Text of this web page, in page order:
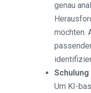
genau
möchten.
Um KI-